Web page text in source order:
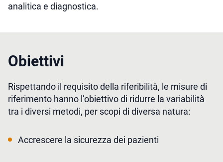
analitica e diagnostica.
Obiettivi
Rispettando il requisito della riferibilità, le misure di
riferimento hanno l’obiettivo di ridurre la variabilità
tra i diversi metodi, per scopi di diversa natura:
Accrescere la sicurezza dei pazienti